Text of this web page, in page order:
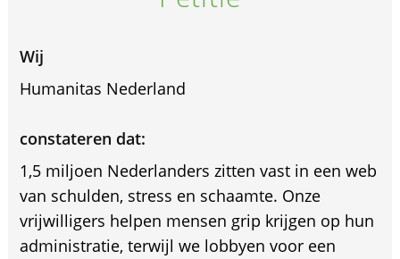
Wij
Humanitas Nederland
constateren dat:
1,5 miljoen Nederlanders zitten vast in een web
van schulden, stress en schaamte. Onze
vrijwilligers helpen mensen grip krijgen op hun
administratie, terwijl we lobbyen voor een